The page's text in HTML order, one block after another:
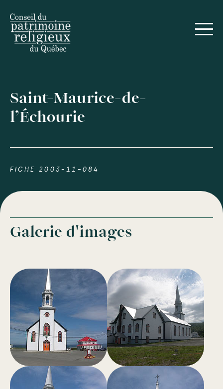
Saint-Maurice-de-
l’Échourie
FICHE 2003-11-084
Galerie d'images